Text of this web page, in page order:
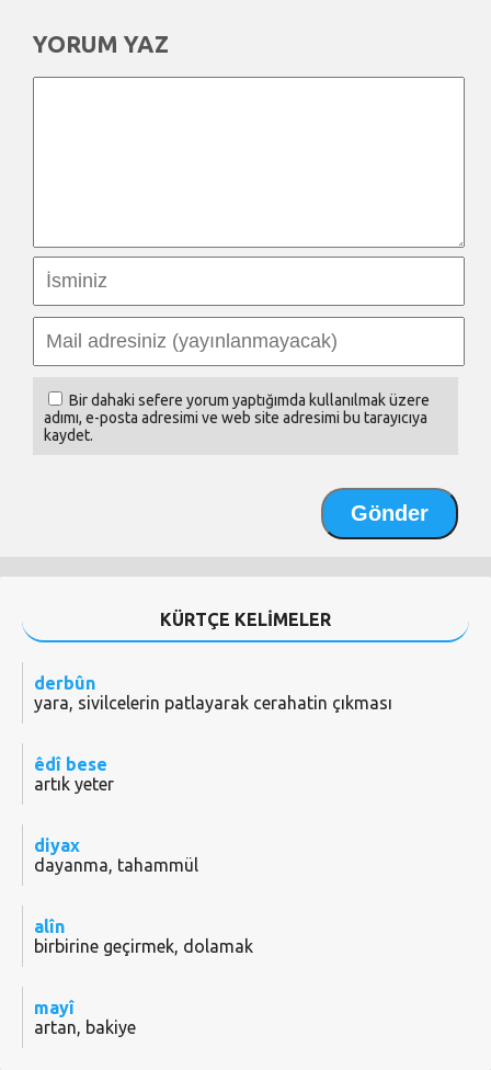
YORUM YAZ
Bir dahaki sefere yorum yaptığımda kullanılmak üzere
adımı, e-posta adresimi ve web site adresimi bu tarayıcıya
kaydet.
KÜRTÇE KELİMELER
derbûn
yara, sivilcelerin patlayarak cerahatin çıkması
êdî bese
artık yeter
diyax
dayanma, tahammül
alîn
birbirine geçirmek, dolamak
mayî
artan, bakiye